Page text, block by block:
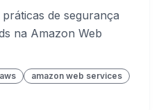
de segurança
na Amazon Web
amazon web services